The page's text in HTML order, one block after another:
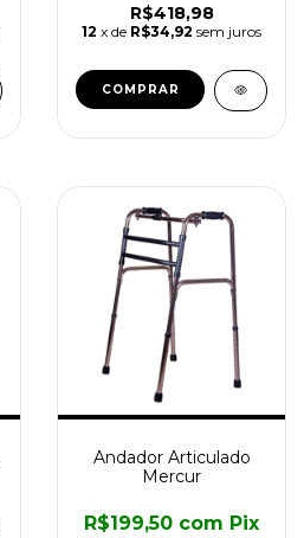
R$418,98
12 x de R$34,92 sem juros
Andador Articulado
Mercur
R$199,50 com Pix